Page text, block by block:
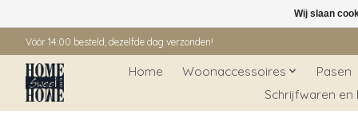
Vóór 14:00 besteld, dezelfde dag verzonden!
Home Woonaccessoires
Pasen
Schrijfwaren en
Wij slaan